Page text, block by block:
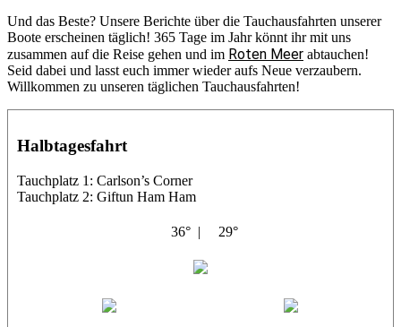
Und das Beste? Unsere Berichte über die Tauchausfahrten unserer
Boote erscheinen täglich! 365 Tage im Jahr könnt ihr mit uns
zusammen auf die Reise gehen und im Roten Meer abtauchen!
Seid dabei und lasst euch immer wieder aufs Neue verzaubern.
Willkommen zu unseren täglichen Tauchausfahrten!
Halbtagesfahrt
Tauchplatz 1: Carlson’s Corner
Tauchplatz 2: Giftun Ham Ham
36° | 29°